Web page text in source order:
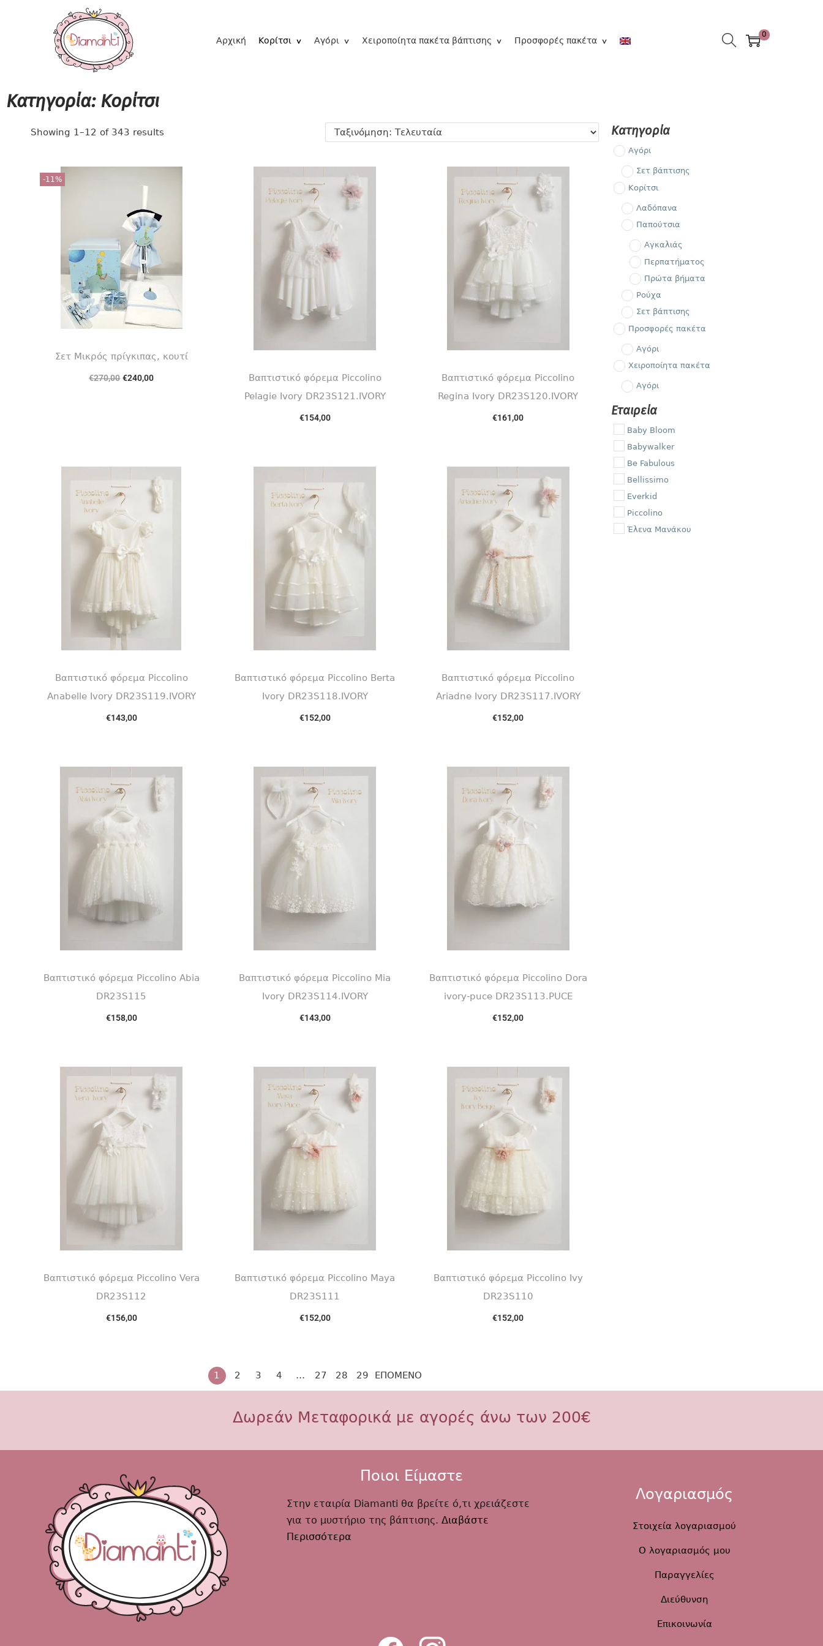
Αρχική Κορίτσι Αγόρι Χειροποίητα πακέτα βάπτισης Προσφορές πακέτα
0
Κατηγορία: Κορίτσι
Showing 1–12 of 343 results
-11%
Σετ Μικρός πρίγκιπας, κουτί
€270,00 €240,00
Βαπτιστικό φόρεμα Piccolino
Pelagie Ivory DR23S121.IVORY
€154,00
Βαπτιστικό φόρεμα Piccolino
Regina Ivory DR23S120.IVORY
€161,00
Βαπτιστικό φόρεμα Piccolino
Anabelle Ivory DR23S119.IVORY
€143,00
Βαπτιστικό φόρεμα Piccolino Berta
Ivory DR23S118.IVORY
€152,00
Βαπτιστικό φόρεμα Piccolino
Ariadne Ivory DR23S117.IVORY
€152,00
Βαπτιστικό φόρεμα Piccolino Abia
DR23S115
€158,00
Βαπτιστικό φόρεμα Piccolino Mia
Ivory DR23S114.IVORY
€143,00
Βαπτιστικό φόρεμα Piccolino Dora
ivory-puce DR23S113.PUCE
€152,00
Βαπτιστικό φόρεμα Piccolino Vera
DR23S112
€156,00
Βαπτιστικό φόρεμα Piccolino Maya
DR23S111
€152,00
Βαπτιστικό φόρεμα Piccolino Ivy
DR23S110
€152,00
1 2 3 4 … 27 28 29 ΕΠΌΜΕΝΟ
Κατηγορία
Αγόρι
Σετ βάπτισης
Κορίτσι
Λαδόπανα
Παπούτσια
Αγκαλιάς
Περπατήματος
Πρώτα βήματα
Ρούχα
Σετ βάπτισης
Προσφορές πακέτα
Αγόρι
Χειροποίητα πακέτα
Αγόρι
Εταιρεία
Baby Bloom
Babywalker
Be Fabulous
Bellissimo
Everkid
Piccolino
Έλενα Μανάκου
Δωρεάν Μεταφορικά με αγορές άνω των 200€
Ποιοι Είμαστε
Στην εταιρία Diamanti θα βρείτε ό,τι χρειάζεστε
για το μυστήριο της βάπτισης. Διαβάστε
Περισσότερα
Λογαριασμός
Στοιχεία λογαριασμού
Ο λογαριασμός μου
Παραγγελίες
Διεύθυνση
Επικοινωνία